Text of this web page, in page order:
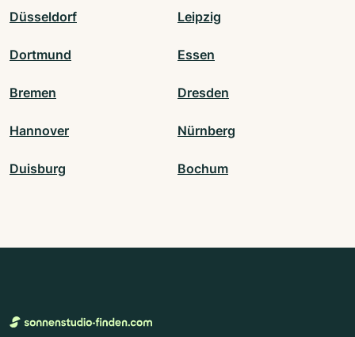
Düsseldorf Leipzig
Dortmund Essen
Bremen Dresden
Hannover Nürnberg
Duisburg Bochum